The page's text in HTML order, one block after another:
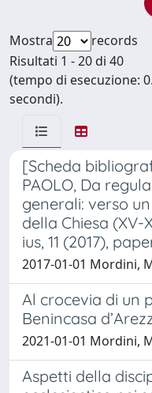
Mostra
records
Risultati 1 - 20 di 40
(tempo di esecuzione:
secondi).
[Scheda
PAOLO, Da
generali: verso
della Chiesa (XV-
ius, 11 (2017),
2017-01-01 Mordini,
Al crocevia di un
Benincasa
2021-01-01 Mordini,
Aspetti della